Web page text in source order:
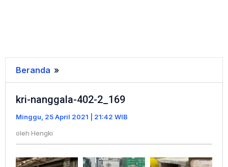
Beranda »
nanggala-
402-
2_169
kri-nanggala-402-2_169
Minggu, 25 April 2021 | 21:42 WIB
oleh Hengki